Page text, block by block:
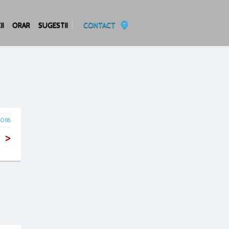
ORAR SUGESTII CONTACT
>